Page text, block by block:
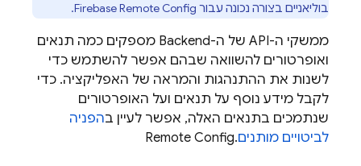
בוליאניים בצורה נכונה עבור Firebase Remote Config
.
ממשקי ה-API של ה-Backend מספקים כמה תנאים
ואופרטורים להשוואה שבהם אפשר להשתמש כדי
לשנות את ההתנהגות והמראה של האפליקציה. כדי
לקבל מידע נוסף על תנאים ועל האופרטורים
שנתמכים בתנאים האלה, אפשר לעיין בהפניה
לביטויים מותנים.
Remote Config